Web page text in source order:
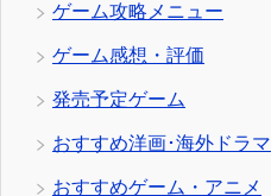
ゲーム攻略メニュー
ゲーム感想・評価
発売予定ゲーム
おすすめ洋画･海外ドラマ
おすすめゲーム・アニメ